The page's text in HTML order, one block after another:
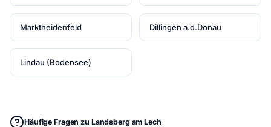
Marktheidenfeld Dillingen a.d.Donau
Lindau (Bodensee)
Häufige Fragen zu Landsberg am Lech